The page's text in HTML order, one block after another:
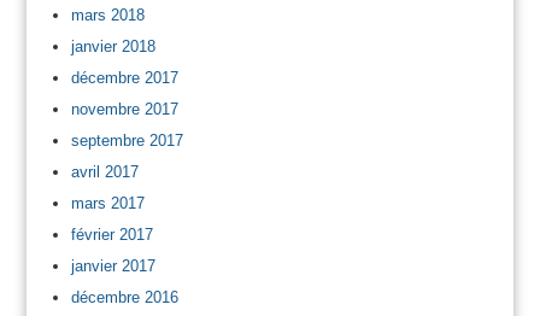
mars 2018
janvier 2018
décembre 2017
novembre 2017
septembre 2017
avril 2017
mars 2017
février 2017
janvier 2017
décembre 2016